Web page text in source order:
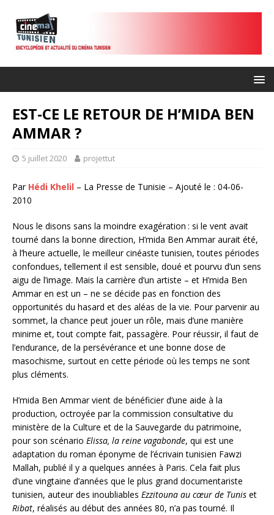
EST-CE LE RETOUR DE H’MIDA BEN
AMMAR ?
5 juillet 2020 projettut
Par Hédi Khelil – La Presse de Tunisie – Ajouté le : 04-06-
2010
Nous le disons sans la moindre exagération : si le vent avait
tourné dans la bonne direction, H’mida Ben Ammar aurait été,
à l’heure actuelle, le meilleur cinéaste tunisien, toutes périodes
confondues, tellement il est sensible, doué et pourvu d’un sens
aigu de l’image. Mais la carrière d’un artiste – et H’mida Ben
Ammar en est un – ne se décide pas en fonction des
opportunités du hasard et des aléas de la vie. Pour parvenir au
sommet, la chance peut jouer un rôle, mais d’une manière
minime et, tout compte fait, passagère. Pour réussir, il faut de
l’endurance, de la persévérance et une bonne dose de
masochisme, surtout en cette période où les temps ne sont
plus cléments.
H’mida Ben Ammar vient de bénéficier d’une aide à la
production, octroyée par la commission consultative du
ministère de la Culture et de la Sauvegarde du patrimoine,
pour son scénario Elissa, la reine vagabonde, qui est une
adaptation du roman éponyme de l’écrivain tunisien Fawzi
Mallah, publié il y a quelques années à Paris. Cela fait plus
d’une vingtaine d’années que le plus grand documentariste
tunisien, auteur des inoubliables Ezzitouna au cœur de Tunis et
Ribat, réalisés au début des années 80, n’a pas tourné. Il